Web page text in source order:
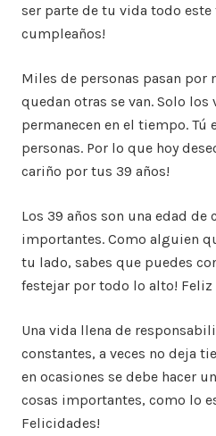
ser parte de tu vida todo este
cumpleaños!
Miles de personas pasan por
quedan otras se van. Solo
permanecen en el tiempo. Tú
personas. Por lo que hoy
cariño por tus 39 años!
Los 39 años son una edad
importantes. Como alguien
tu lado, sabes que puedes
festejar por todo lo alto! Feliz
Una vida llena de
constantes, a veces no deja
en ocasiones se debe hacer
cosas importantes, como lo
Felicidades!